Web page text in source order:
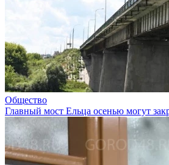
Общество
Главный мост Ельца осенью могут